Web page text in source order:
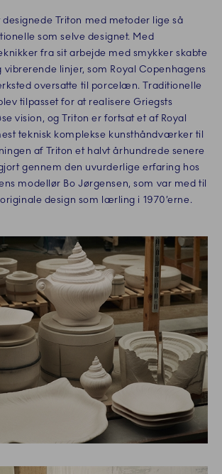
Triton med metoder lige så
som selve designet. Med
fra sit arbejde med smykker skabte
vibrerende linjer, som Royal Copenhagens
oversatte til porcelæn. Traditionelle
tilpasset for at realisere Griegsts
vision, og Triton er fortsat et af Royal
teknisk komplekse kunsthåndværker til
af Triton et halvt århundrede senere
gennem den uvurderlige erfaring hos
modellør Bo Jørgensen, som var med til
design som lærling i 1970’erne.